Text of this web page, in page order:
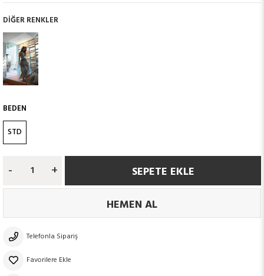
DIĞER RENKLER
BEDEN
STD
+
-
Telefonla Sipariş
Favorilere Ekle